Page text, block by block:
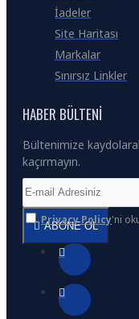
İadeler
Site Haritası
Markalar
Sınırsız Linkler
HABER BÜLTENI
Bültenimize
kaçırmayın.
ABONE OL
Privacy Policy'ni